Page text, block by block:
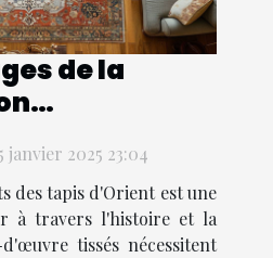
de la
janvier 2025 23:04
des tapis d'Orient est une
à travers l'histoire et la
tissés nécessitent